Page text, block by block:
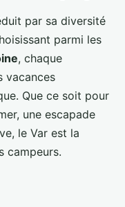
par sa diversité
parmi les
, chaque
vacances
Que ce soit pour
une escapade
le Var est la
campeurs.